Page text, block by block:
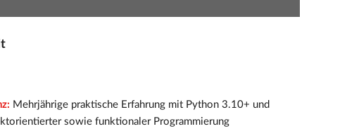
Mehrjährige praktische Erfahrung mit Python 3.10+ und
sowie funktionaler Programmierung